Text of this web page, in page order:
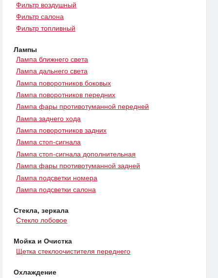
Фильтр воздушный
Фильтр салона
Фильтр топливный
Лампы
Лампа ближнего света
Лампа дальнего света
Лампа поворотников боковых
Лампа поворотников передних
Лампа фары противотуманной передней
Лампа заднего хода
Лампа поворотников задних
Лампа стоп-сигнала
Лампа стоп-сигнала дополнительная
Лампа фары противотуманной задней
Лампа подсветки номера
Лампа подсветки салона
Стекла, зеркала
Стекло лобовое
Мойка и Очистка
Щетка стеклоочистителя переднего
Охлаждение